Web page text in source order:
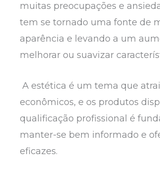
muitas preocupações e
tem se tornado uma fonte de
aparência e levando a um
melhorar ou suavizar
A estética é um tema que
econômicos, e os produtos
qualificação profissional é
manter-se bem informado e
eficazes.